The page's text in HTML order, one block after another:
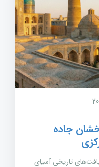
جاده
بافت‌های تاریخی آسیای